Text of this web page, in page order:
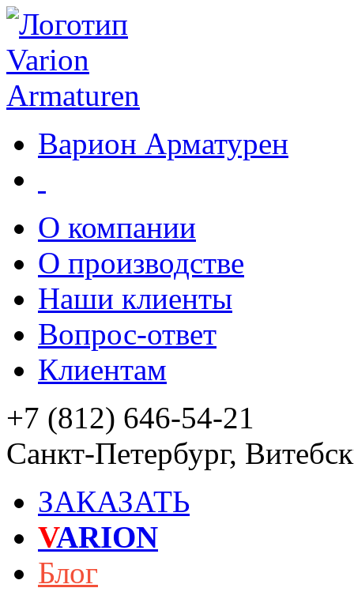
Варион Арматурен
О компании
О производстве
Наши клиенты
Вопрос-ответ
Клиентам
+7 (812) 646-54-21
Санкт-Петербург,
ЗАКАЗАТЬ
VARION
Блог